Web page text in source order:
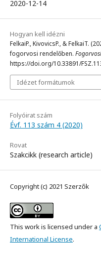
2020-12-14
Hogyan kell idézni
FelkaiP., KivovicsP., & FelkaiT.
fogorvosi rendelőben.
https://doi.org/10.33891/
Idézet formátumok
Folyóirat szám
Évf. 113 szám 4 (2020)
Rovat
Szakcikk (research article)
Copyright (c) 2021 Szerzők
This work is licensed under a
International License.